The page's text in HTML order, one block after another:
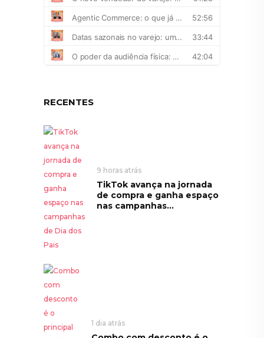
RECENTES
9 horas atrás
TikTok avança na jornada
de compra e ganha espaço
nas campanhas...
1 dia atrás